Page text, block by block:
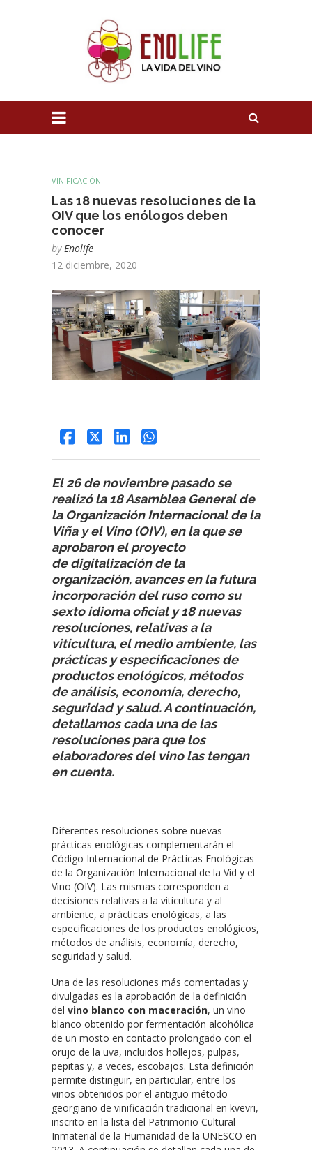
VINIFICACIÓN
Las 18 nuevas resoluciones de la
OIV que los enólogos deben
conocer
by Enolife
12 diciembre, 2020
El 26 de noviembre pasado se
realizó la 18 Asamblea General de
la Organización Internacional de la
Viña y el Vino (OIV), en la que se
aprobaron el proyecto
de digitalización de la
organización, avances en la futura
incorporación del ruso como su
sexto idioma oficial y 18 nuevas
resoluciones, relativas a la
viticultura, el medio ambiente, las
prácticas y especificaciones de
productos enológicos, métodos
de análisis, economía, derecho,
seguridad y salud. A continuación,
detallamos cada una de las
resoluciones para que los
elaboradores del vino las tengan
en cuenta.
Diferentes resoluciones sobre nuevas
prácticas enológicas complementarán el
Código Internacional de Prácticas Enológicas
de la Organización Internacional de la Vid y el
Vino (OIV). Las mismas corresponden a
decisiones relativas a la viticultura y al
ambiente, a prácticas enológicas, a las
especificaciones de los productos enológicos,
métodos de análisis, economía, derecho,
seguridad y salud.
Una de las resoluciones más comentadas y
divulgadas es la aprobación de la definición
del vino blanco con maceración, un vino
blanco obtenido por fermentación alcohólica
de un mosto en contacto prolongado con el
orujo de la uva, incluidos hollejos, pulpas,
pepitas y, a veces, escobajos. Esta definición
permite distinguir, en particular, entre los
vinos obtenidos por el antiguo método
georgiano de vinificación tradicional en kvevri,
inscrito en la lista del Patrimonio Cultural
Inmaterial de la Humanidad de la UNESCO en